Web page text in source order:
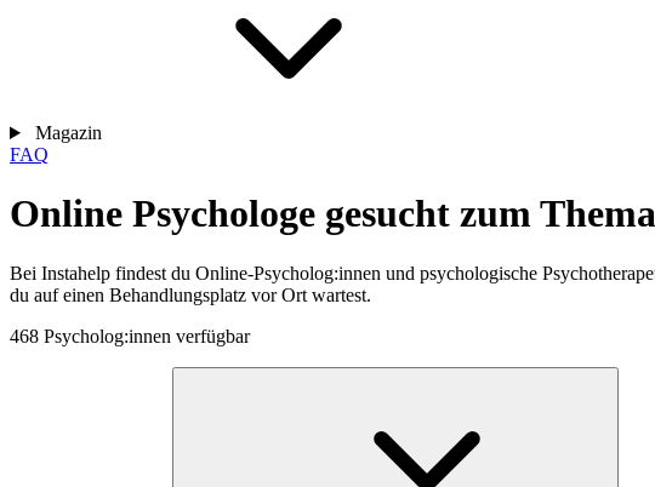
Magazin
FAQ
Online Psychologe gesucht zum
Bei Instahelp findest du Online-Psycholog:innen und psychologische
du auf einen Behandlungsplatz vor Ort wartest.
468 Psycholog:innen verfügbar